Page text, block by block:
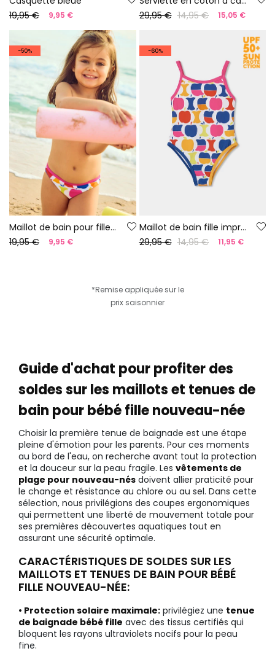
19,95 €
9,95 €
29,95 € 14,95 € 15,05 €
-50%
Maillot de bain pour fille à motif de pommes UPF50+
19,95 €
9,95 €
-60%
Maillot de bain fille imprimé pommes UPF50+
29,95 € 14,95 € 11,95 €
*Remise appliquée sur le
prix saisonnier
Guide d'achat pour profiter des
soldes sur les maillots et tenues de
bain pour bébé fille nouveau-née
Choisir la première tenue de baignade est une étape
pleine d'émotion pour les parents. Pour ces moments
au bord de l'eau, on recherche avant tout la protection
et la douceur sur la peau fragile. Les vêtements de
plage pour nouveau-nés doivent allier praticité pour
le change et résistance au chlore ou au sel. Dans cette
sélection, nous privilégions des coupes ergonomiques
qui permettent une liberté de mouvement totale pour
ses premières découvertes aquatiques tout en
assurant une sécurité optimale.
CARACTÉRISTIQUES DE SOLDES SUR LES
MAILLOTS ET TENUES DE BAIN POUR BÉBÉ
FILLE NOUVEAU-NÉE:
• Protection solaire maximale: privilégiez une tenue
de baignade bébé fille avec des tissus certifiés qui
bloquent les rayons ultraviolets nocifs pour la peau
fine.